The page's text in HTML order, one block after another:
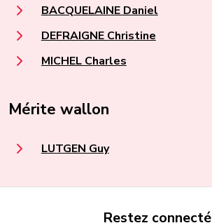
BACQUELAINE Daniel
DEFRAIGNE Christine
MICHEL Charles
Mérite wallon
LUTGEN Guy
Restez connecté